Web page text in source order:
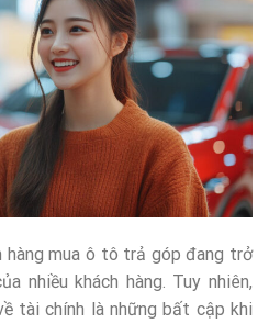
hàng mua ô tô trả góp đang trở
nhiều khách hàng. Tuy nhiên,
tài chính là những bất cập khi